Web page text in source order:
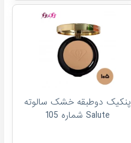
پنکیک دوطبقه خشک سالوته
Salute شماره 105